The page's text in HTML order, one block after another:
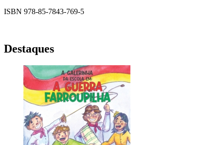
ISBN 978-85-7843-769-5
Destaques